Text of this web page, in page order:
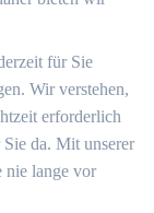
für Sie
Wir verstehen,
erforderlich
da. Mit unserer
nie lange vor